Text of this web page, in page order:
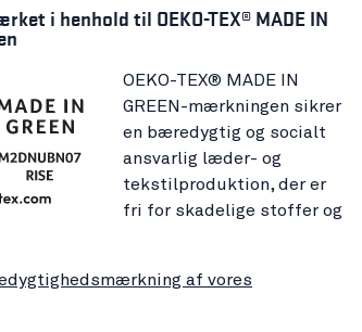
i henhold til OEKO-TEX® MADE IN
OEKO-TEX® MADE IN
GREEN-mærkningen sikrer
en bæredygtig og socialt
ansvarlig læder- og
tekstilproduktion, der er
fri for skadelige stoffer og
af vores